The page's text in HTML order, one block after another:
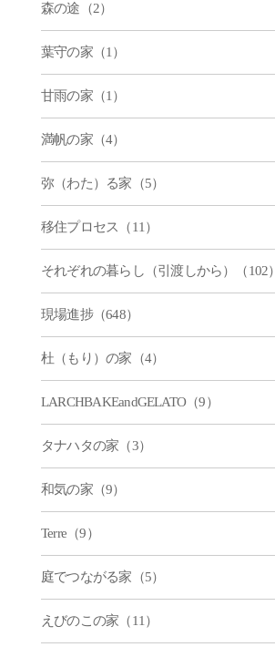
森の途（2）
葉守の家（1）
甘雨の家（1）
満帆の家（4）
弥（わた）る家（5）
移住プロセス（11）
それぞれの暮らし（引渡しから）（102）
現場進捗（648）
杜（もり）の家（4）
LARCHBAKEandGELATO（9）
タナハタの家（3）
和気の家（9）
Terre（9）
庭でつながる家（5）
えびのこの家（11）